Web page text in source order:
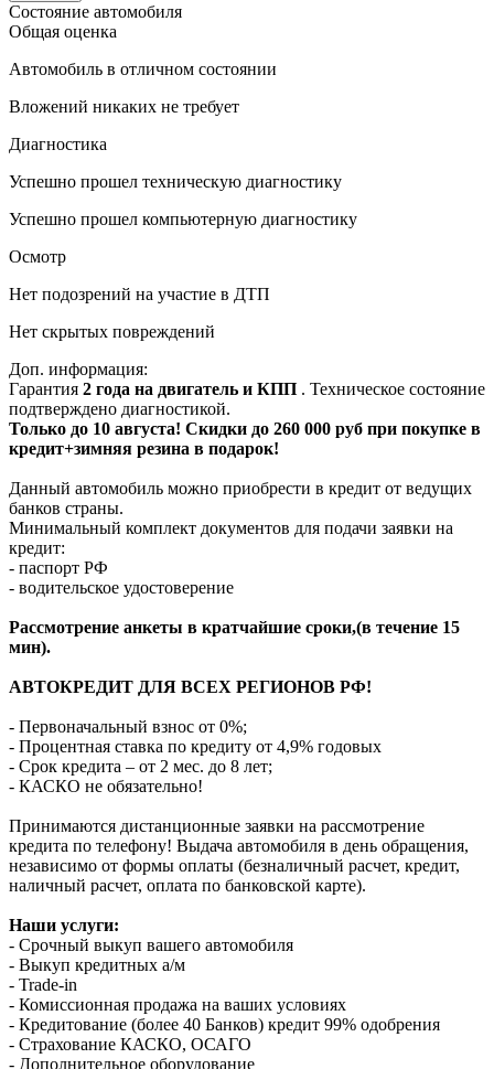
Состояние автомобиля
Общая оценка
Автомобиль в отличном состоянии
Вложений никаких не требует
Диагностика
Успешно прошел техническую диагностику
Успешно прошел компьютерную диагностику
Осмотр
Нет подозрений на участие в ДТП
Нет скрытых повреждений
Доп. информация:
Гарантия 2 года на двигатель и КПП . Техническое состояние
подтверждено диагностикой.
Только до 10 августа! Скидки до 260 000 руб при покупке в
кредит+зимняя резина в подарок!
Данный автомобиль можно приобрести в кредит от ведущих
банков страны.
Минимальный комплект документов для подачи заявки на
кредит:
- паспорт РФ
- водительское удостоверение
Рассмотрение анкеты в кратчайшие сроки,(в течение 15
мин).
АВТОКРЕДИТ ДЛЯ ВСЕХ РЕГИОНОВ РФ!
- Первоначальный взнос от 0%;
- Процентная ставка по кредиту от 4,9% годовых
- Срок кредита – от 2 мес. до 8 лет;
- КАСКО не обязательно!
Принимаются дистанционные заявки на рассмотрение
кредита по телефону! Выдача автомобиля в день обращения,
независимо от формы оплаты (безналичный расчет, кредит,
наличный расчет, оплата по банковской карте).
Наши услуги:
- Срочный выкуп вашего автомобиля
- Выкуп кредитных а/м
- Trade-in
- Комиссионная продажа на ваших условиях
- Кредитование (более 40 Банков) кредит 99% одобрения
- Страхование КАСКО, ОСАГО
- Дополнительное оборудование